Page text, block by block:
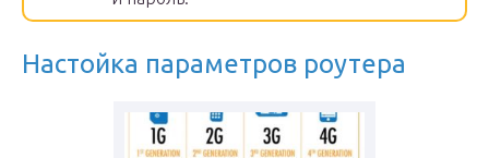
Настойка параметров роутера